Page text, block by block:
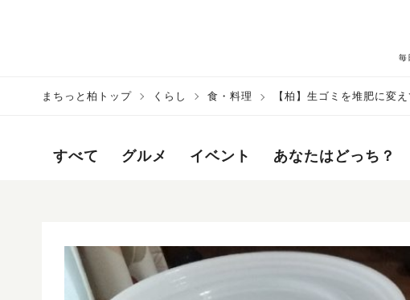
毎
まちっと柏トップ くらし 食・料理 【柏】生ゴミを堆肥に変
すべて グルメ イベント あなたはどっち？